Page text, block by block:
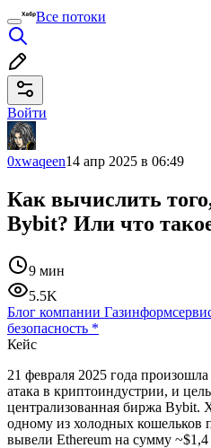
Все потоки
Войти
0xwaqeen14 апр 2025 в 06:49
Как вычислить
Bybit? Или что
9 мин
5.5K
Блог компании
безопасность *
Кейс
21 февраля 2025 года произошла
атака в криптоиндустрии, и
централизованная биржа Bybit.
одному из холодных кошельков
вывели Ethereum на сумму